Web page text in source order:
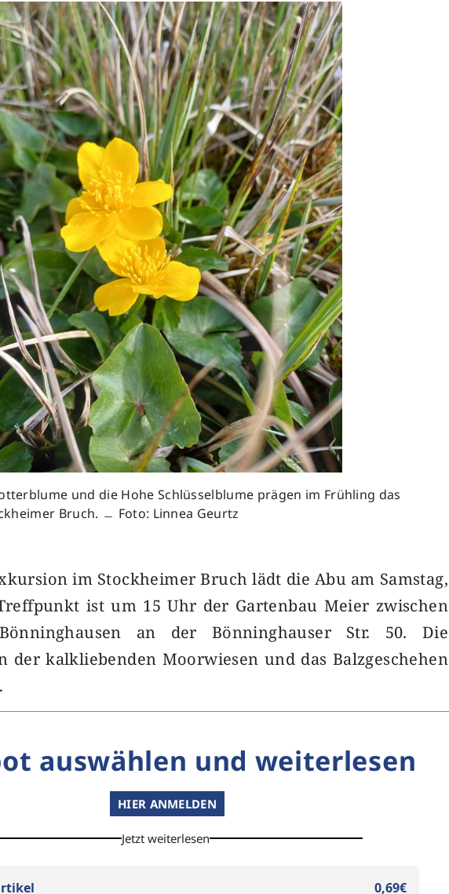
und die Hohe Schlüsselblume prägen im Frühling das
Bruch. ﹘ Foto: Linnea Geurtz
im Stockheimer Bruch lädt die Abu am Samstag,
ist um 15 Uhr der Gartenbau Meier zwischen
an der Bönninghauser Str. 50. Die
der kalkliebenden Moorwiesen und das Balzgeschehen
auswählen und weiterlesen
HIER ANMELDEN
Jetzt weiterlesen
0,69€